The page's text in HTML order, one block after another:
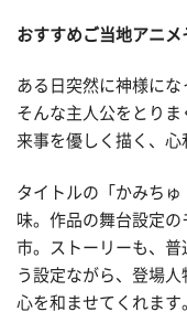
おすすめご当地アニメ
ある日突然に神様にな
そんな主人公をとり
来事を優しく描く、心
タイトルの「かみち
味。作品の舞台設定
市。ストーリーも、
う設定ながら、登場
心を和ませてくれます